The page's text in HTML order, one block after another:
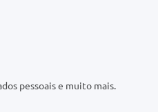
pessoais e muito mais.